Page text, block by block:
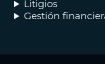
Litigios
Gestión